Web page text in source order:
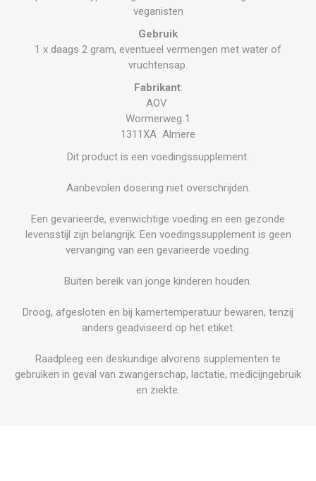
veganisten
Gebruik
1 x daags 2 gram, eventueel vermengen met water of
vruchtensap.
Fabrikant:
AOV
Wormerweg 1
1311XA Almere
Dit product is een voedingssupplement.
Aanbevolen dosering niet overschrijden.
Een gevarieerde, evenwichtige voeding en een gezonde
levensstijl zijn belangrijk. Een voedingssupplement is geen
vervanging van een gevarieerde voeding.
Buiten bereik van jonge kinderen houden.
Droog, afgesloten en bij kamertemperatuur bewaren, tenzij
anders geadviseerd op het etiket.
Raadpleeg een deskundige alvorens supplementen te
gebruiken in geval van zwangerschap, lactatie, medicijngebruik
en ziekte.